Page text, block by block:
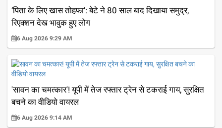
‘पिता के लिए खास तोहफा’: बेटे ने 80 साल बाद दिखाया समुद्र,
रिएक्शन देख भावुक हुए लोग
6 Aug 2026 9:29 AM
'सावन का चमत्कार'! यूपी में तेज रफ्तार ट्रेन से टकराई गाय, सुरक्षित
बचने का वीडियो वायरल
6 Aug 2026 9:14 AM